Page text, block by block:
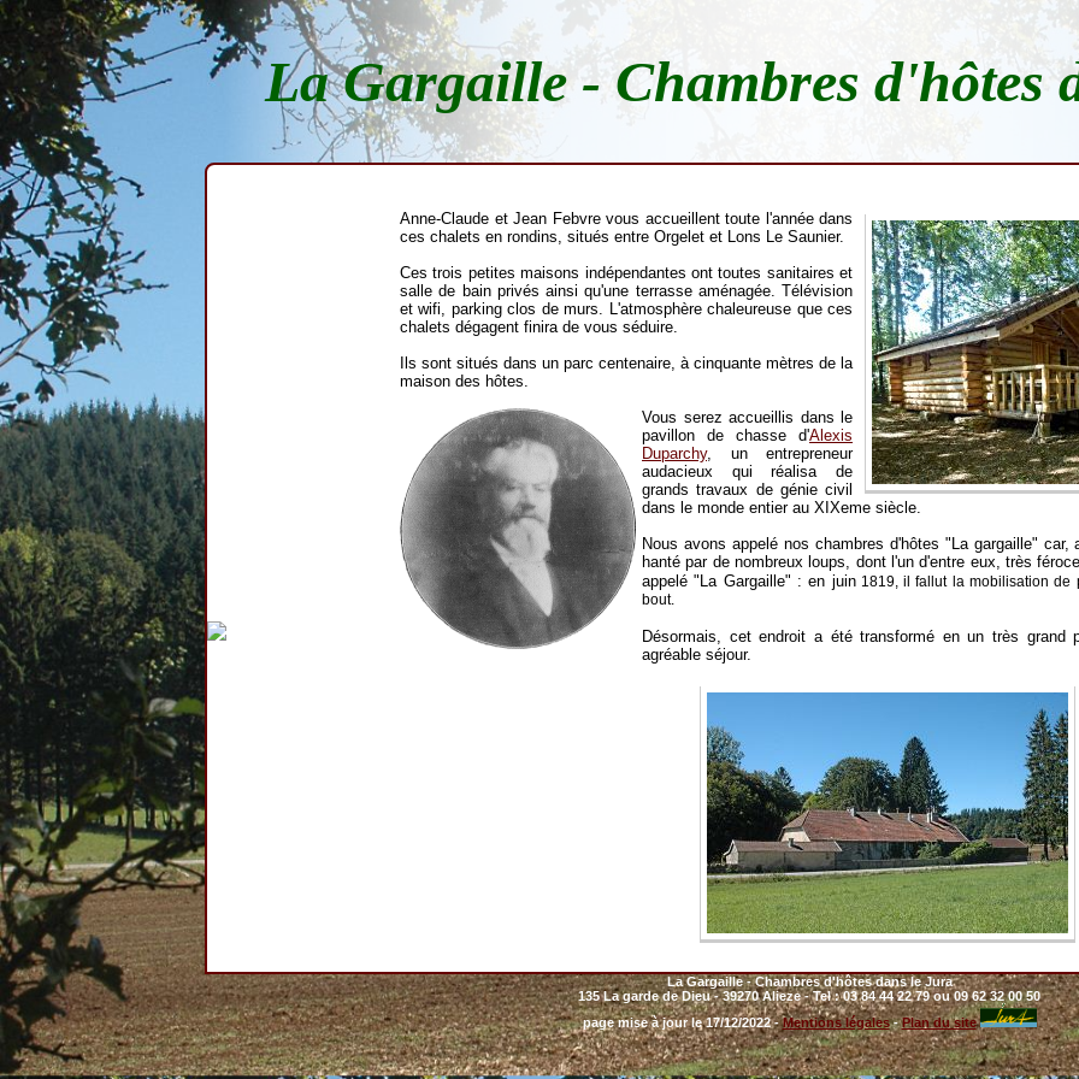
La Gargaille - Chambres d'hôtes
Anne-Claude et Jean Febvre vous accueillent toute l'année dans
ces chalets en rondins, situés entre Orgelet et Lons Le Saunier.
Ces trois petites maisons indépendantes ont toutes sanitaires et
salle de bain privés ainsi qu'une terrasse aménagée. Télévision
et wifi, parking clos de murs. L'atmosphère chaleureuse que ces
chalets dégagent finira de vous séduire.
Ils sont situés dans un parc centenaire, à cinquante mètres de la
maison des hôtes.
Vous serez accueillis dans le
pavillon de chasse d'Alexis
Duparchy, un entrepreneur
audacieux qui réalisa de
grands travaux de génie civil
dans le monde entier au XIXeme siècle.
Nous avons appelé nos chambres d'hôtes "La gargaille"
hanté par de nombreux loups, dont l'un d'entre eux, très
appelé "La Gargaille" : en juin1819,il fallut la mobilisation de
bout.
Désormais, cet endroit a été transformé en un très grand
agréable séjour.
La Gargaille - Chambres d'hôtes dans le Jura
135 La garde de Dieu - 39270 Alieze - Tel : 03 84 44 22 79 ou 09 62 32 00 50
page mise à jour le 17/12/2022 -Mentions légales-Plan du site